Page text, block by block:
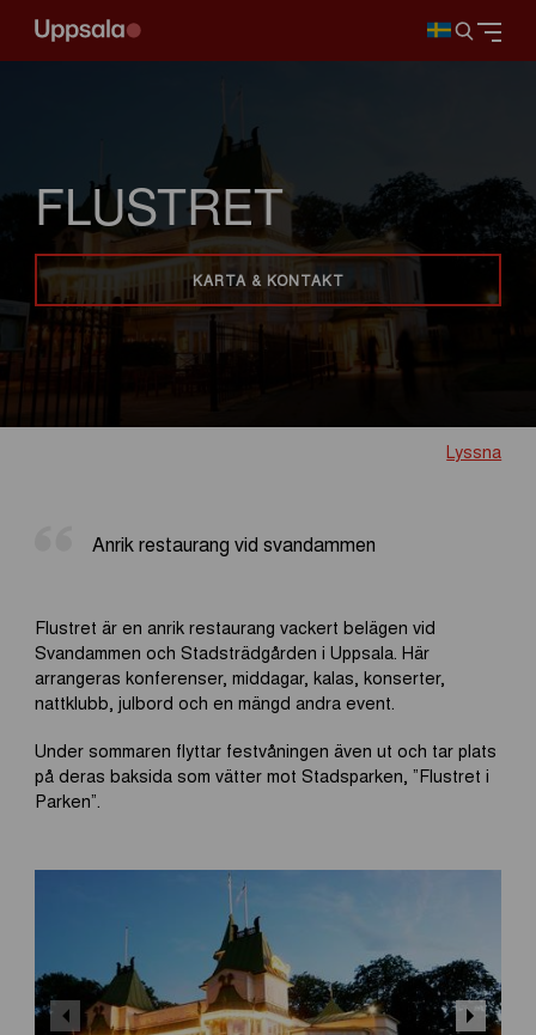
FLUSTRET
KARTA & KONTAKT
Lyssna
Anrik restaurang vid svandammen
Flustret är en anrik restaurang vackert belägen vid
Svandammen och Stadsträdgården i Uppsala. Här
arrangeras konferenser, middagar, kalas, konserter,
nattklubb, julbord och en mängd andra event.
Under sommaren flyttar festvåningen även ut och tar plats
på deras baksida som vätter mot Stadsparken, ”Flustret i
Parken”.